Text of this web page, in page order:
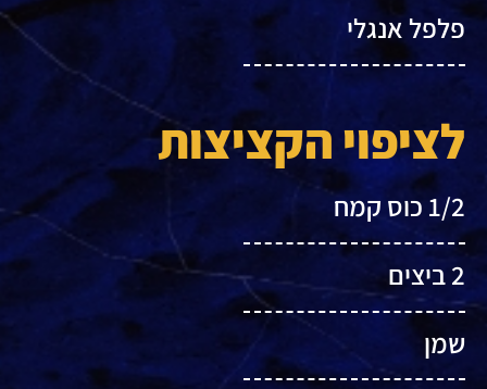
פלפל אנגלי
לציפוי הקציצות
1/2 כוס קמח
2 ביצים
שמן